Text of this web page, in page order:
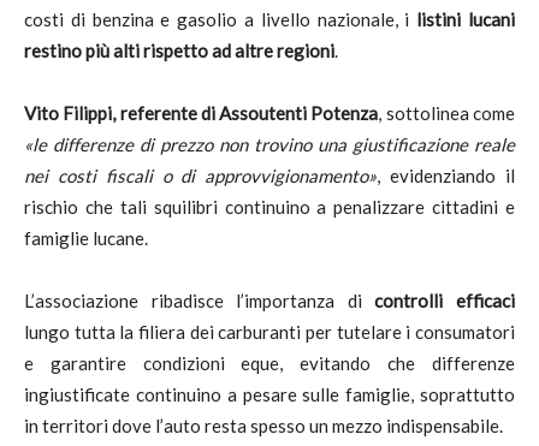
costi di benzina e gasolio a livello nazionale, i listini lucani
restino più alti rispetto ad altre regioni.
Vito Filippi, referente di Assoutenti Potenza, sottolinea come
«le differenze di prezzo non trovino una giustificazione reale
nei costi fiscali o di approvvigionamento», evidenziando il
rischio che tali squilibri continuino a penalizzare cittadini e
famiglie lucane.
L’associazione ribadisce l’importanza dicontrolli efficaci
lungo tutta la filiera dei carburanti per tutelare i consumatori
e garantire condizioni eque, evitando che differenze
ingiustificate continuino a pesare sulle famiglie, soprattutto
in territori dove l’auto resta spesso un mezzo indispensabile.